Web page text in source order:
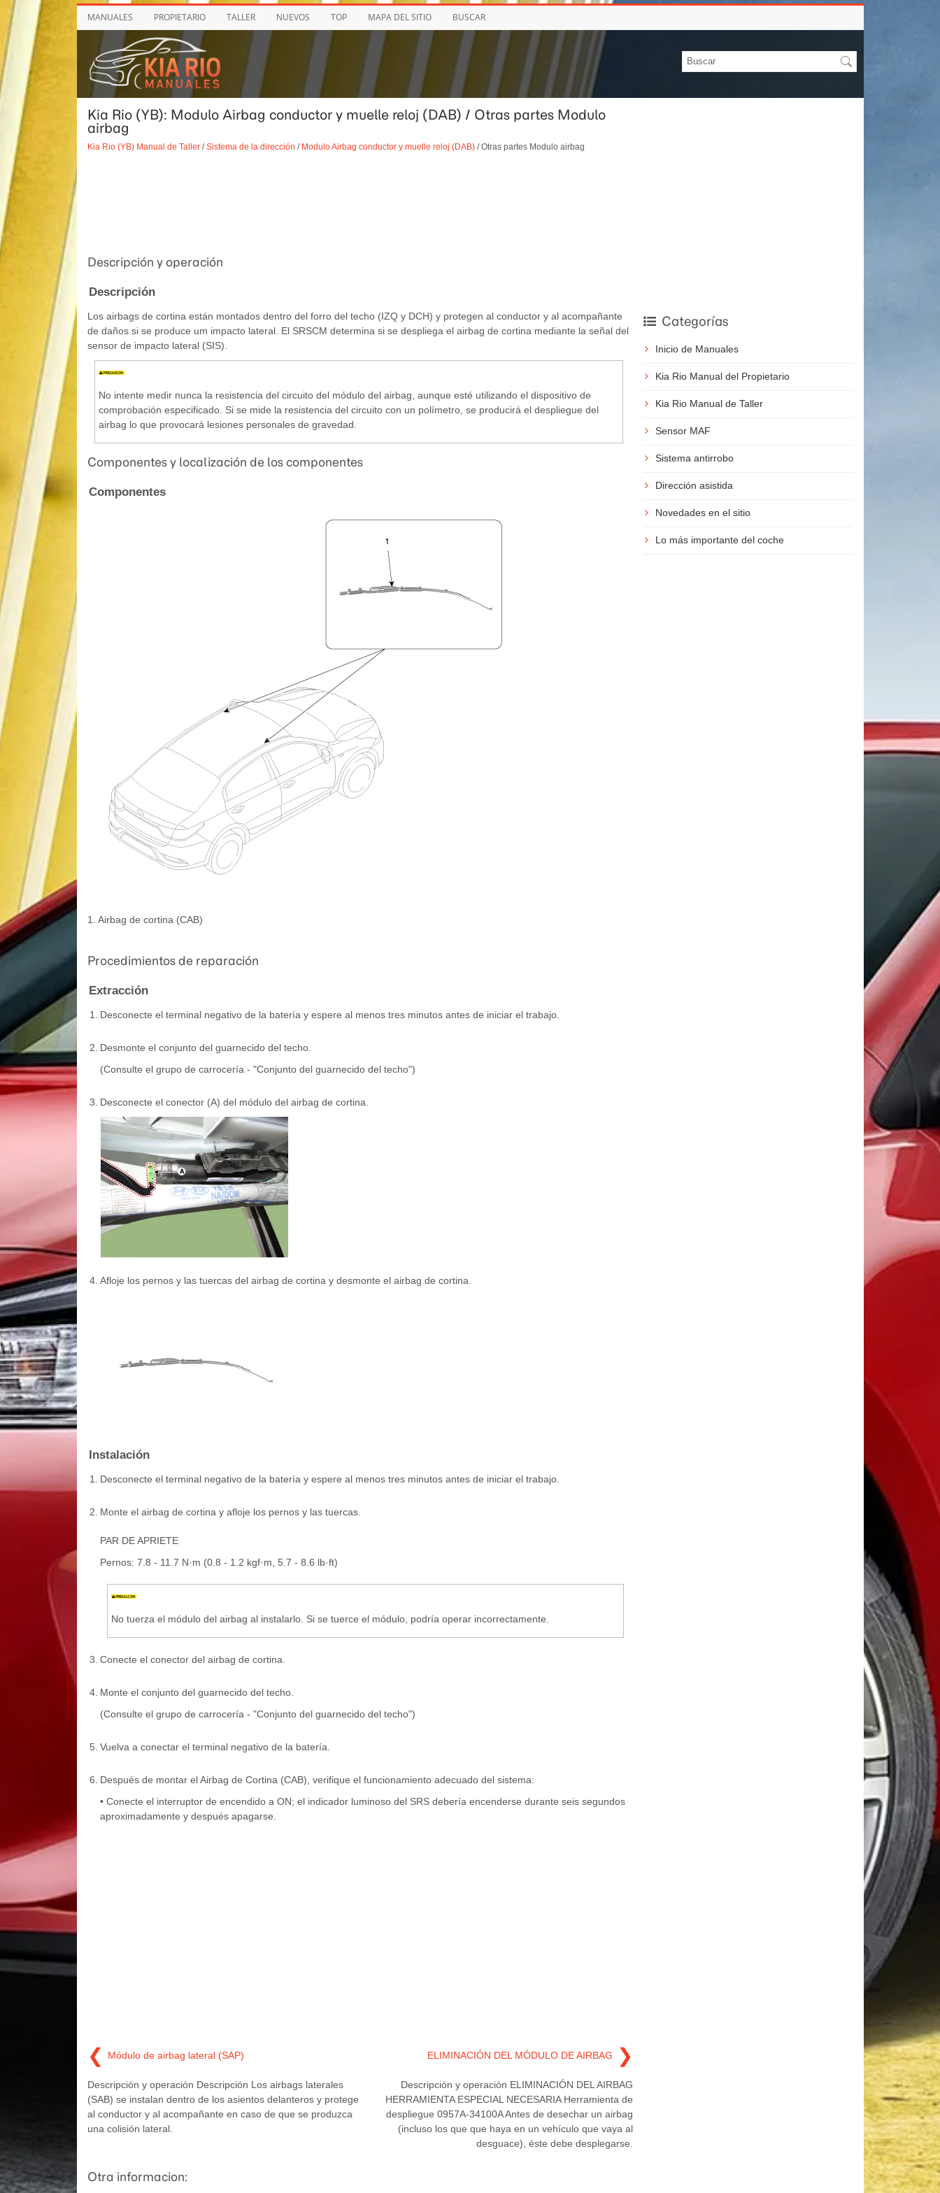
MANUALES PROPIETARIO TALLER NUEVOS TOP MAPA DEL SITIO BUSCAR
Kia Rio (YB): Modulo Airbag conductor y muelle reloj (DAB) / Otras partes Modulo
airbag
Kia Rio (YB) Manual de Taller/Sistema de la dirección / Modulo Airbag conductor y muelle reloj (DAB)/ Otras partes Modulo airbag
Descripción y operación
Descripción
Los airbags de cortina están montados dentro del forro del techo (IZQ y DCH) y protegen al conductor y al acompañante
de daños si se produce um impacto lateral. El SRSCM determina si se despliega el airbag de cortina mediante la señal del
sensor de impacto lateral (SIS).
No intente medir nunca la resistencia del circuito del módulo del airbag, aunque esté utilizando el dispositivo de
comprobación especificado. Si se mide la resistencia del circuito con un polímetro, se producirá el despliegue del
airbag lo que provocará lesiones personales de gravedad.
Componentes y localización de los componentes
Componentes
1. Airbag de cortina (CAB)
Procedimientos de reparación
Extracción
1. Desconecte el terminal negativo de la batería y espere al menos tres minutos antes de iniciar el trabajo.
2. Desmonte el conjunto del guarnecido del techo.
(Consulte el grupo de carrocería - "Conjunto del guarnecido del techo")
3. Desconecte el conector (A) del módulo del airbag de cortina.
4. Afloje los pernos y las tuercas del airbag de cortina y desmonte el airbag de cortina.
Instalación
1. Desconecte el terminal negativo de la batería y espere al menos tres minutos antes de iniciar el trabajo.
2. Monte el airbag de cortina y afloje los pernos y las tuercas.
PAR DE APRIETE
Pernos: 7.8 - 11.7 N·m (0.8 - 1.2 kgf·m, 5.7 - 8.6 lb·ft)
No tuerza el módulo del airbag al instalarlo. Si se tuerce el módulo, podría operar incorrectamente.
3. Conecte el conector del airbag de cortina.
4. Monte el conjunto del guarnecido del techo.
(Consulte el grupo de carrocería - "Conjunto del guarnecido del techo")
5. Vuelva a conectar el terminal negativo de la batería.
6. Después de montar el Airbag de Cortina (CAB), verifique el funcionamiento adecuado del sistema:
• Conecte el interruptor de encendido a ON; el indicador luminoso del SRS debería encenderse durante seis segundos
aproximadamente y después apagarse.
❮ Módulo de airbag lateral (SAP)
Descripción y operación Descripción Los airbags laterales
(SAB) se instalan dentro de los asientos delanteros y protege
al conductor y al acompañante en caso de que se produzca
una colisión lateral.
ELIMINACIÓN DEL MÓDULO DE AIRBAG ❯
Descripción y operación ELIMINACIÓN DEL AIRBAG
HERRAMIENTA ESPECIAL NECESARIA Herramienta de
despliegue 0957A-34100A Antes de desechar un airbag
(incluso los que que haya en un vehículo que vaya al
desguace), éste debe desplegarse.
Otra informacion:
Categorías
Inicio de Manuales
Kia Rio Manual del Propietario
Kia Rio Manual de Taller
Sensor MAF
Sistema antirrobo
Dirección asistida
Novedades en el sitio
Lo más importante del coche